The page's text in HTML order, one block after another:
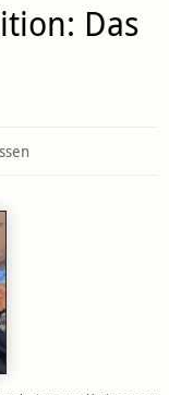
Das